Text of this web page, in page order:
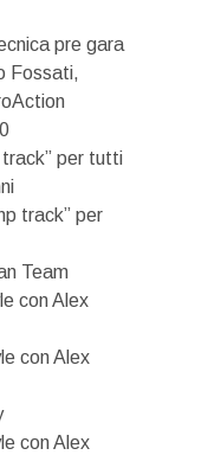
pre gara
Fossati,
track” per tutti
track” per
Team
con Alex
con Alex
con Alex